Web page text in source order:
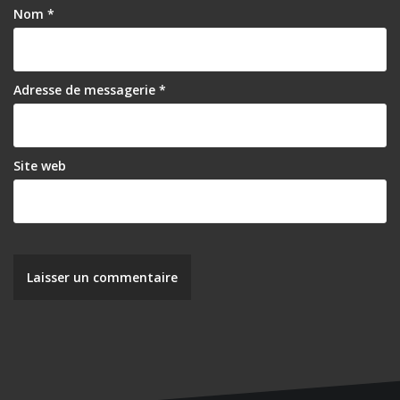
Nom *
Adresse de messagerie *
Site web